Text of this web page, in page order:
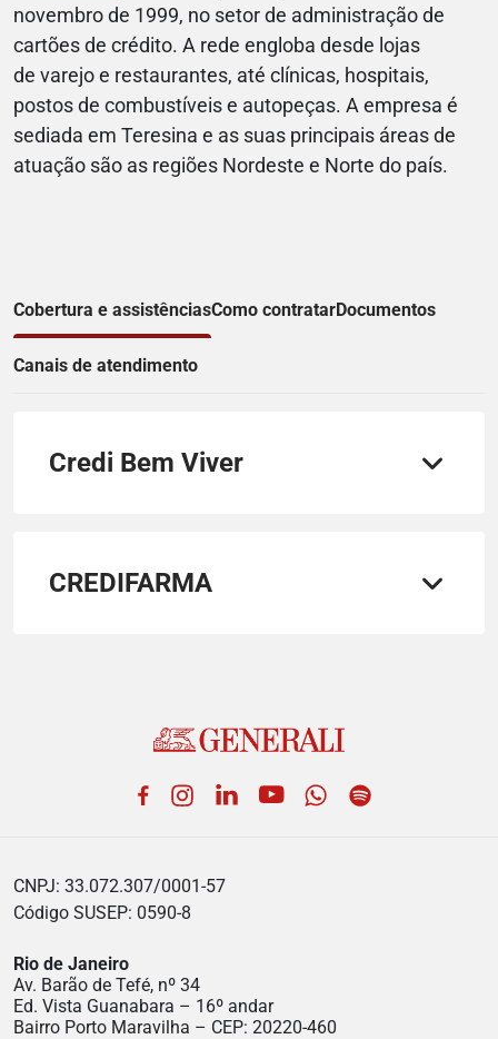
novembro de 1999, no setor de administração de
cartões de crédito. A rede engloba desde lojas
de varejo e restaurantes, até clínicas, hospitais,
postos de combustíveis e autopeças. A empresa é
sediada em Teresina e as suas principais áreas de
atuação são as regiões Nordeste e Norte do país.
Cobertura e assistênciasComo contratarDocumentos
Canais de atendimento
Credi Bem Viver
CREDIFARMA
Facebook
Instagram
LinkedIn
YouTubeWhatsApp
CNPJ: 33.072.307/0001-57
Código SUSEP: 0590-8
Rio de Janeiro
Av. Barão de Tefé, nº 34
Ed. Vista Guanabara – 16º andar
Bairro Porto Maravilha – CEP: 20220-460